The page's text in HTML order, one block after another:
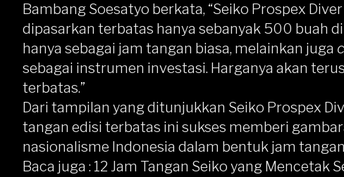
Bambang Soesatyo berkata, “Seiko Prospex
dipasarkan terbatas hanya sebanyak 500 buah
hanya sebagai jam tangan biasa, melainkan juga
sebagai instrumen investasi. Harganya akan
terbatas.”
Dari tampilan yang ditunjukkan Seiko Prospex
tangan edisi terbatas ini sukses memberi
nasionalisme Indonesia dalam bentuk jam
Baca juga : 12 Jam Tangan Seiko yang Mencetak